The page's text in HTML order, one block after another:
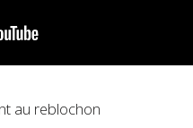
au reblochon